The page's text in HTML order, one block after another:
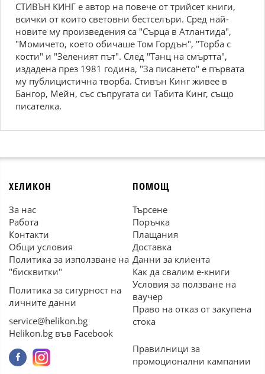
СТИВЪН КИНГ е автор на повече от трийсет книги,
всички от които световни бестселъри. Сред най-
новите му произведения са "Сърца в Атлантида",
"Момичето, което обичаше Том Гордън", "Торба с
кости" и "Зеленият път". След "Танц на смъртта",
издадена през 1981 година, "За писането" е първата
му публицистична творба. Стивън Кинг живее в
Бангор, Мейн, със съпругата си Табита Кинг, също
писателка.
ХЕЛИКОН
За нас
Работа
Контакти
Общи условия
Политика за използване на
"бисквитки"
Политика за сигурност на
личните данни
service@helikon.bg
Helikon.bg във Facebook
ПОМОЩ
Търсене
Поръчка
Плащания
Доставка
Данни за клиента
Как да свалим е-книги
Условия за ползване на
ваучер
Право на отказ от закупена
стока
Правилници за
промоционални кампании